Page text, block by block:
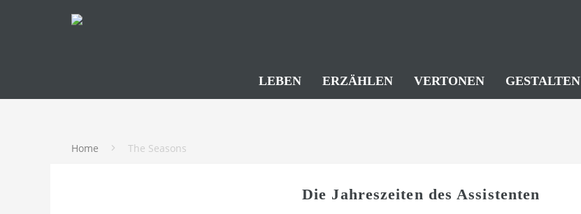
LEBEN ERZÄHLEN VERTONEN GESTALTEN
Home The Seasons
Die Jahreszeiten des Assistenten